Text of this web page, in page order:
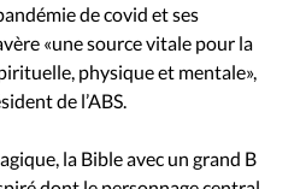
de covid et ses
«une source vitale pour la
physique et mentale»,
de l’ABS.
la Bible avec un grand B